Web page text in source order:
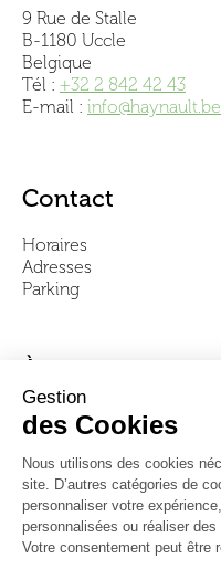
9 Rue de Stalle
B-1180 Uccle
Belgique
Tél : +32 2 842 42 43
E-mail : info@haynault.be
Contact
Horaires
Adresses
Parking
À propos
Notre équipe
Vidéos
Questions fréquentes
Conditions générales
Suivez-nous